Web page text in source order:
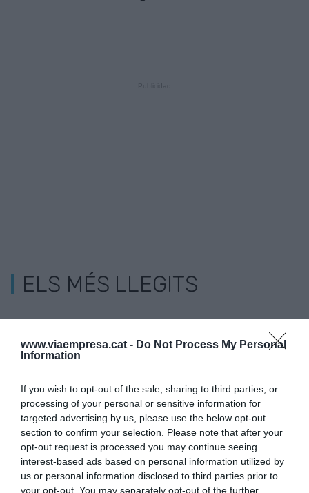
www.viaempresa.cat - Do Not Process My Personal
Information
If you wish to opt-out of the sale, sharing to third parties, or
processing of your personal or sensitive information for
targeted advertising by us, please use the below opt-out
section to confirm your selection. Please note that after your
opt-out request is processed you may continue seeing
interest-based ads based on personal information utilized by
us or personal information disclosed to third parties prior to
your opt-out. You may separately opt-out of the further
ELS MÉS LLEGITS